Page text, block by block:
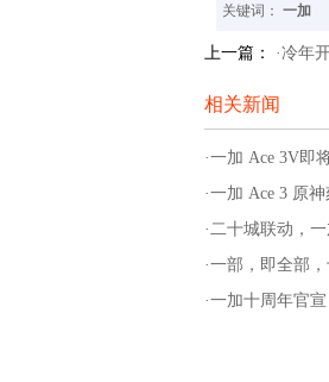
关键词： 一加
上一篇： ·冷年
相关新闻
·一加 Ace 3V即
·一加 Ace 3 原
·二十城联动，
·一部，即全部
·一加十周年官